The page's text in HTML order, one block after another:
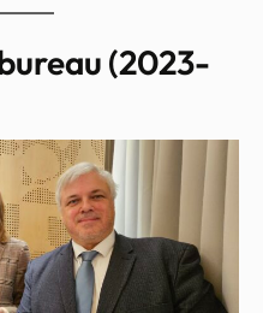
(2023-